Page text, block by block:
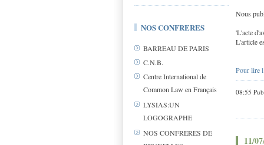
NOS CONFRERES
BARREAU DE PARIS
C.N.B.
Centre International de
Common Law en Français
LYSIAS:UN
LOGOGRAPHE
NOS CONFRERES DE
Nous
'L'acte
L'article
Pour lire
08:55
11/